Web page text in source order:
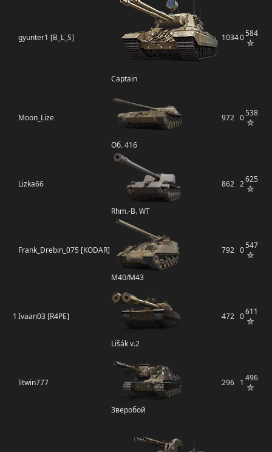
gyunter1 [B_L_S]
Captain
10340584
Moon_Lize
Об. 416
972 0538
Lizka66
Rhm.-B. WT
862 2625
Frank_Drebin_075 [KODAR]
M40/M43
792 0547
1 Ivaan03 [R4PE]
Lišák v.2
472 0611
litwin777
Зверобой
296 1 496